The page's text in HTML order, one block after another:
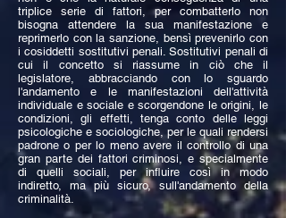
triplice serie di fattori, per combatterlo non
bisogna attendere la sua manifestazione e
reprimerlo con la sanzione, bensì prevenirlo con
i cosiddetti sostitutivi penali.Sostitutivi penali di
cui il concetto si riassume in ciò che il
legislatore, abbracciando con lo sguardo
l'andamento e le manifestazioni dell'attività
individuale e sociale e scorgendone le origini, le
condizioni, gli effetti, tenga conto delle leggi
psicologiche e sociologiche, per le quali rendersi
padrone o per lo meno avere il controllo di una
gran parte dei fattori criminosi, e specialmente
di quelli sociali, per influire così in modo
indiretto, ma più sicuro, sull'andamento della
criminalità.